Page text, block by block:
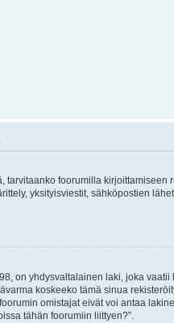
tarvitaanko foorumilla
yksityisviestit, sähköpostien
on yhdysvaltalainen laki, joka
koskeeko tämä sinua
omistajat eivät voi antaa
tähän foorumiin liittyen?”.